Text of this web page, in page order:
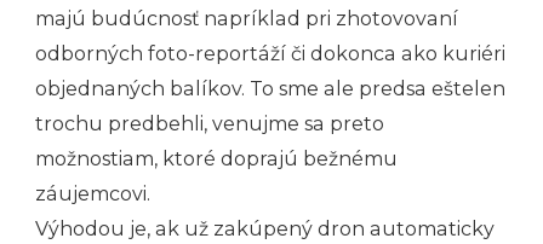
majú budúcnosť napríklad pri zhotovovaní
odborných foto-reportáží či dokonca ako kuriéri
objednaných balíkov. To sme ale predsa eštelen
trochu predbehli, venujme sa preto
možnostiam, ktoré doprajú bežnému
záujemcovi.
Výhodou je, ak už zakúpený dron automaticky